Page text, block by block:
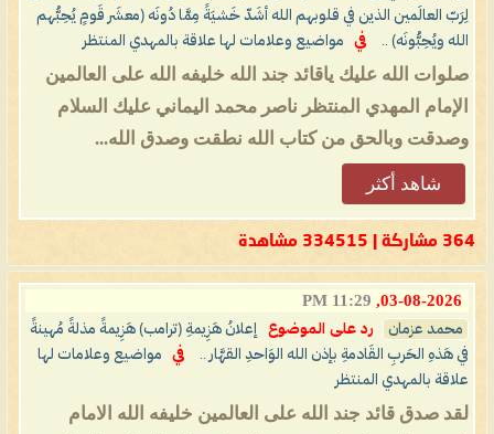
لِرَبّ العالَمين الذين في قلوبهم الله أشَدّ خَشيَةً مِمَّا دُونَه (معشَر قَومٍ يُحِبُّهم
الله ويُحِبُّونَه) ..
في مواضيع وعلامات لها علاقة بالمهدي المنتظر
صلوات الله عليك ياقائد جند الله خليفه الله على العالمين
الإمام المهدي المنتظر ناصر محمد اليماني عليك السلام
وصدقت وبالحق من كتاب الله نطقت وصدق الله...
شاهد أكثر
364 مشاركة | 334515 مشاهدة
03-08-2026,
11:29 PM
محمد عزمان رد على الموضوع
إعلانُ هَزِيمةِ (ترامب) هَزِيمةً مذلةً مُهينةً
في هَذهِ الحَربِ القَادمةِ بإذن الله الوَاحدِ القهَّار ..
في
مواضيع وعلامات لها
علاقة بالمهدي المنتظر
لقد صدق قائد جند الله على العالمين خليفه الله الامام